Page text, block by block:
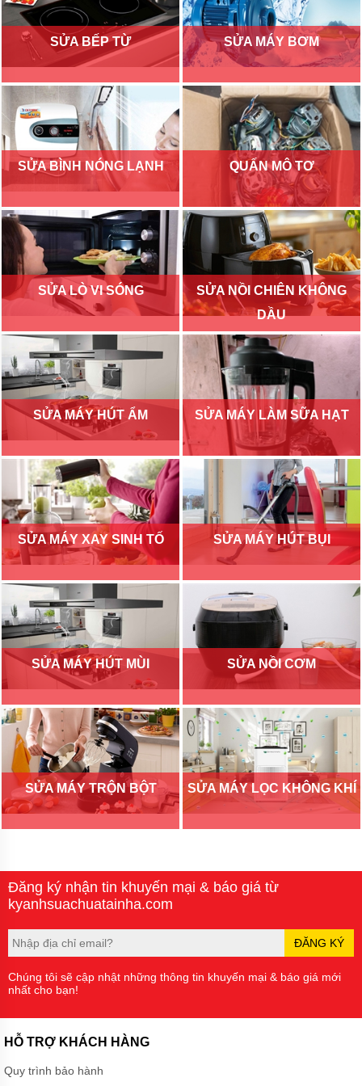
SỬA BẾP TỪ SỬA MÁY BƠM
SỬA BÌNH NÓNG LẠNH QUẤN MÔ TƠ
SỬA LÒ VI SÓNG
SỬA NỒI CHIÊN KHÔNG
DẦU
SỬA MÁY HÚT ẨM SỬA MÁY LÀM SỮA HẠT
SỬA MÁY XAY SINH TỐ SỬA MÁY HÚT BỤI
SỬA MÁY HÚT MÙI SỬA NỒI CƠM
SỬA MÁY TRỘN BỘT SỬA MÁY LỌC KHÔNG KHÍ
Đăng ký nhận tin khuyến mại & báo giá từ
kyanhsuachuatainha.com
ĐĂNG KÝ
Chúng tôi sẽ cập nhật những thông tin khuyến mại & báo giá mới
nhất cho bạn!
HỖ TRỢ KHÁCH HÀNG
Quy trình bảo hành